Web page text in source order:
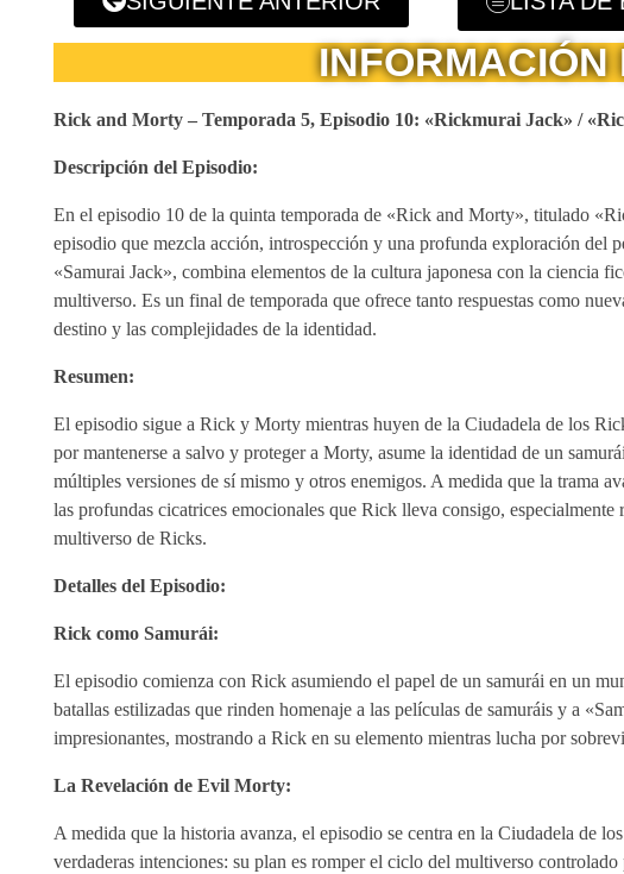
Rick and Morty – Temporada 5, Episodio 10: «Rickmurai Jack» /
Descripción del Episodio:
En el episodio 10 de la quinta temporada de «Rick and Morty», titulado
episodio que mezcla acción, introspección y una profunda exploración del
«Samurai Jack», combina elementos de la cultura japonesa con la ciencia
multiverso. Es un final de temporada que ofrece tanto respuestas como
destino y las complejidades de la identidad.
Resumen:
El episodio sigue a Rick y Morty mientras huyen de la Ciudadela de los
por mantenerse a salvo y proteger a Morty, asume la identidad de un
múltiples versiones de sí mismo y otros enemigos. A medida que la trama
las profundas cicatrices emocionales que Rick lleva consigo,
multiverso de Ricks.
Detalles del Episodio:
Rick como Samurái:
El episodio comienza con Rick asumiendo el papel de un samurái en un
batallas estilizadas que rinden homenaje a las películas de samuráis y a
impresionantes, mostrando a Rick en su elemento mientras lucha por
La Revelación de Evil Morty:
A medida que la historia avanza, el episodio se centra en la Ciudadela de
verdaderas intenciones: su plan es romper el ciclo del multiverso